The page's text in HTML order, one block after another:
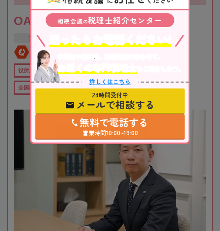
OAG税理士法人 大阪
大阪府
全国対応
役所から近い 在籍数10名以上 オンライン相談可
全国出張対応可 女性税理士在籍
相続会議の税理士紹介センター
不動産や株式等、相続資産に合わせて、
お近くの専門税理士
をご紹介します。
詳しくはこちら
24時間受付中
メールで相談する
無料で電話する
営業時間10:00~19:00